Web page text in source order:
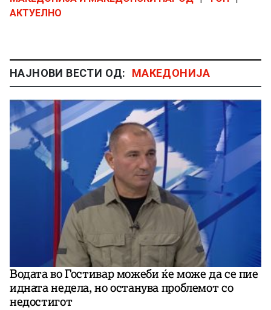
АКТУЕЛНО
НАЈНОВИ ВЕСТИ ОД: МАКЕДОНИЈА
Водата во Гостивар можеби ќе може да се пие
идната недела, но останува проблемот со
недостигот